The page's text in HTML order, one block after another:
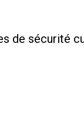
de sécurité